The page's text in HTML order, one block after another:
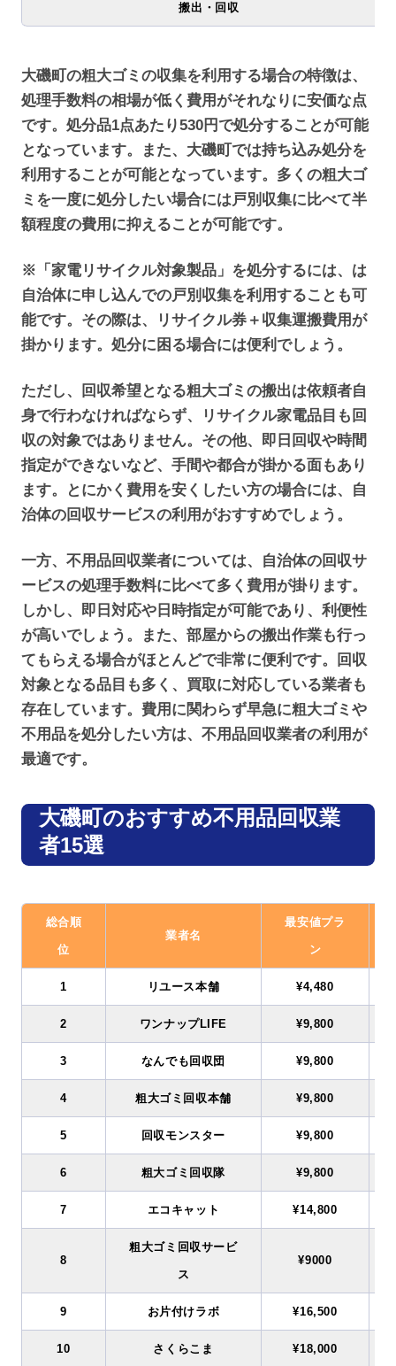
搬出・回収
大磯町の粗大ゴミの収集を利用する場合の特徴は、
処理手数料の相場が低く費用がそれなりに安価な点
です。処分品1点あたり530円で処分することが可能
となっています。また、大磯町では持ち込み処分を
利用することが可能となっています。多くの粗大ゴ
ミを一度に処分したい場合には戸別収集に比べて半
額程度の費用に抑えることが可能です。
※「家電リサイクル対象製品」を処分するには、は
自治体に申し込んでの戸別収集を利用することも可
能です。その際は、リサイクル券＋収集運搬費用が
掛かります。処分に困る場合には便利でしょう。
ただし、回収希望となる粗大ゴミの搬出は依頼者自
身で行わなければならず、リサイクル家電品目も回
収の対象ではありません。その他、即日回収や時間
指定ができないなど、手間や都合が掛かる面もあり
ます。とにかく費用を安くしたい方の場合には、自
治体の回収サービスの利用がおすすめでしょう。
一方、不用品回収業者については、自治体の回収サ
ービスの処理手数料に比べて多く費用が掛ります。
しかし、即日対応や日時指定が可能であり、利便性
が高いでしょう。また、部屋からの搬出作業も行っ
てもらえる場合がほとんどで非常に便利です。回収
対象となる品目も多く、買取に対応している業者も
存在しています。費用に関わらず早急に粗大ゴミや
不用品を処分したい方は、不用品回収業者の利用が
最適です。
大磯町のおすすめ不用品回収業
者15選
総合順
位
業者名
最安値プラ
ン
1 リユース本舗 ¥4,480
2 ワンナップLIFE ¥9,800
3 なんでも回収団 ¥9,800
4 粗大ゴミ回収本舗 ¥9,800
5 回収モンスター ¥9,800
6 粗大ゴミ回収隊 ¥9,800
7 エコキャット ¥14,800
8
粗大ゴミ回収サービ
ス
¥9000
9 お片付けラボ ¥16,500
10 さくらこま ¥18,000